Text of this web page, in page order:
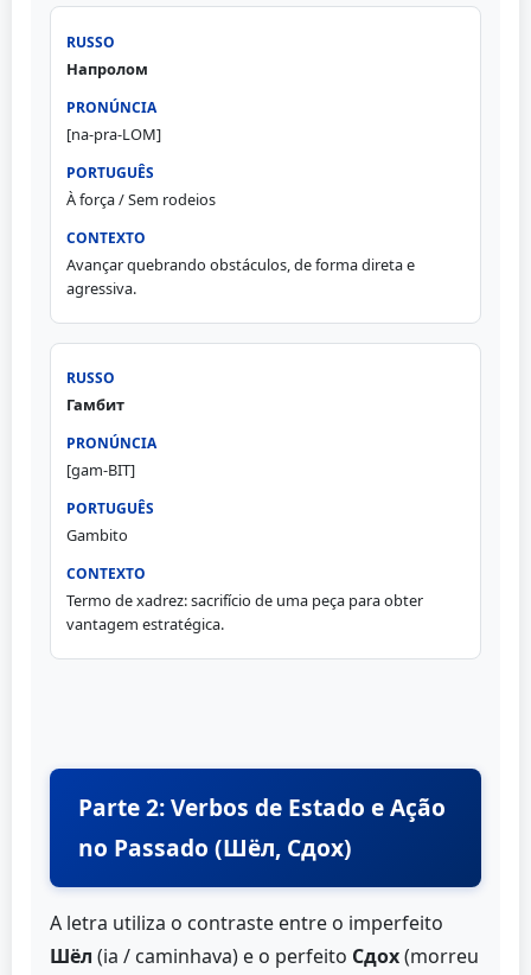
Напролом
[na-pra-LOM]
À força / Sem rodeios
Avançar quebrando obstáculos, de forma direta e
agressiva.
Гамбит
[gam-BIT]
Gambito
Termo de xadrez: sacrifício de uma peça para obter
vantagem estratégica.
Parte 2: Verbos de Estado e Ação
no Passado (Шёл, Сдох)
A letra utiliza o contraste entre o imperfeito
Шёл (ia / caminhava) e o perfeito Сдох(morreu